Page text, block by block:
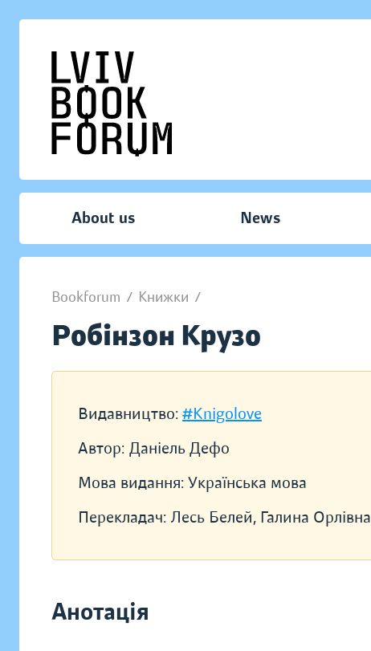
About us News
Bookforum / Книжки /
Робінзон Крузо
Видавництво: #Knigolove
Автор: Данiель Дефо
Мова видання: Українська мова
Перекладач: Лесь Белей, Галина Орлівна
Анотація